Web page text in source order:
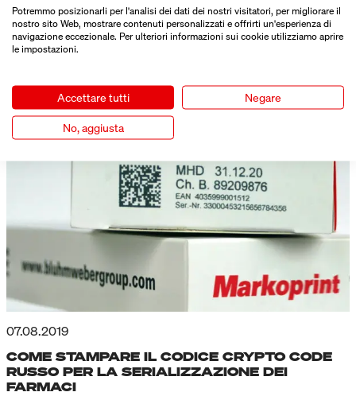
etichettatura adeguate.
LEGGI DI PIÙ
07.08.2019
COME STAMPARE IL CODICE CRYPTO CODE
RUSSO PER LA SERIALIZZAZIONE DEI
FARMACI
Potremmo posizionarli per l'analisi dei dati dei nostri visitatori, per migliorare il
nostro sito Web, mostrare contenuti personalizzati e offrirti un'esperienza di
navigazione eccezionale. Per ulteriori informazioni sui cookie utilizziamo aprire
le impostazioni.
Accettare tutti Negare
No, aggiusta